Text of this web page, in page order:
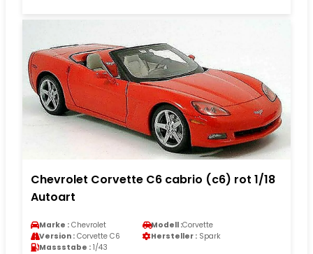
Chevrolet Corvette C6 cabrio (c6) rot 1/18
Autoart
Marke : Chevrolet Modell :Corvette
Version : Corvette C6 Hersteller : Spark
Massstabe : 1/43